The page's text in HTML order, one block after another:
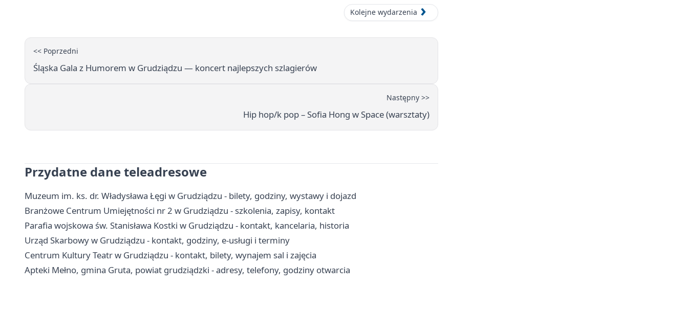
Kolejne wydarzenia
<< Poprzedni
Śląska Gala z Humorem w Grudziądzu — koncert najlepszych szlagierów
Następny >>
Hip hop/k pop – Sofia Hong w Space (warsztaty)
Przydatne dane teleadresowe
Muzeum im. ks. dr. Władysława Łęgi w Grudziądzu - bilety, godziny, wystawy i dojazd
Branżowe Centrum Umiejętności nr 2 w Grudziądzu - szkolenia, zapisy, kontakt
Parafia wojskowa św. Stanisława Kostki w Grudziądzu - kontakt, kancelaria, historia
Urząd Skarbowy w Grudziądzu - kontakt, godziny, e-usługi i terminy
Centrum Kultury Teatr w Grudziądzu - kontakt, bilety, wynajem sal i zajęcia
Apteki Mełno, gmina Gruta, powiat grudziądzki - adresy, telefony, godziny otwarcia